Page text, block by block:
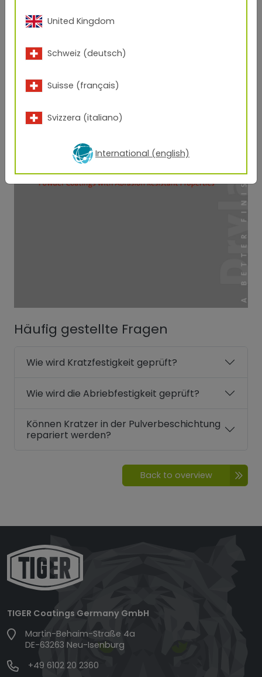
Häufig gestellte Fragen
Wie wird Kratzfestigkeit geprüft?
Wie wird die Abriebfestigkeit geprüft?
Können Kratzer in der Pulverbeschichtung
repariert werden?
Back to overview
TIGER Coatings Germany GmbH
Martin-Behaim-Straße 4a
DE-63263 Neu-Isenburg
+49 6102 20 2360
United Kingdom
Schweiz (deutsch)
Suisse (français)
Svizzera (italiano)
International (english)